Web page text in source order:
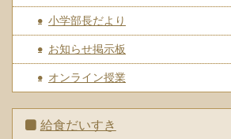
小学部長だより
お知らせ掲示板
オンライン授業
給食だいすき